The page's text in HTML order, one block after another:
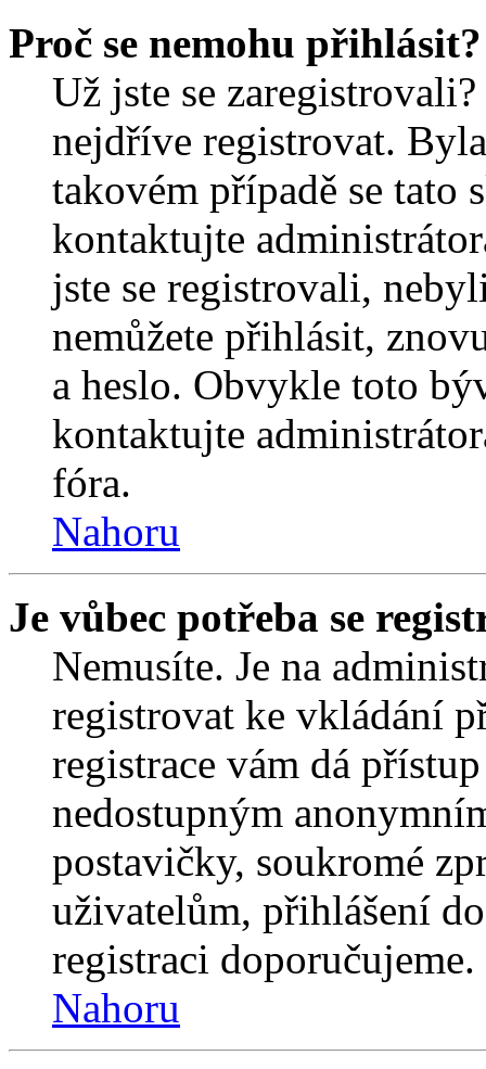
Proč se nemohu přihlásit?
Už jste se
nejdříve registrovat.
takovém případě se tato
kontaktujte
jste se registrovali,
nemůžete přihlásit,
a heslo. Obvykle toto
kontaktujte
fóra.
Nahoru
Je vůbec potřeba se
Nemusíte. Je na
registrovat ke vkládání
registrace vám dá
nedostupným
postavičky, soukromé
uživatelům, přihlášení
registraci
Nahoru